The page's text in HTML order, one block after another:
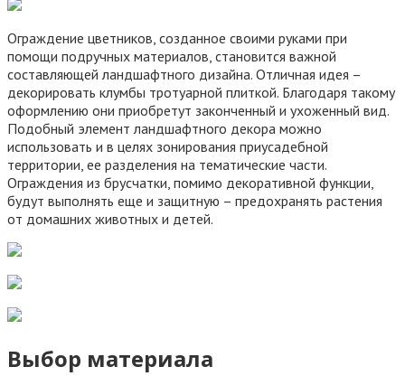
Ограждение цветников, созданное своими руками при
помощи подручных материалов, становится важной
составляющей ландшафтного дизайна. Отличная идея –
декорировать клумбы тротуарной плиткой. Благодаря такому
оформлению они приобретут законченный и ухоженный вид.
Подобный элемент ландшафтного декора можно
использовать и в целях зонирования приусадебной
территории, ее разделения на тематические части.
Ограждения из брусчатки, помимо декоративной функции,
будут выполнять еще и защитную – предохранять растения
от домашних животных и детей.
Выбор материала